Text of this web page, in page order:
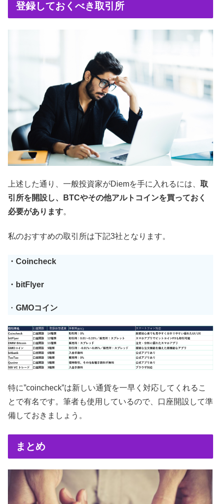
登録しておくべき取引所
上述した通り、一般投資家がDiemを手に入れるには、 取
引所を開設し、BTCやその他アルトコインを買っておく
必要があります。
私のおすすめの取引所は下記3社となります。
・Coincheck
・bitFlyer
・ GMOコイン
特に”coincheck”は新しい通貨を一早く対応してくれるこ
とで有名です。筆者も使用しているので、口座開設して準
備しておきましょう。
まとめ